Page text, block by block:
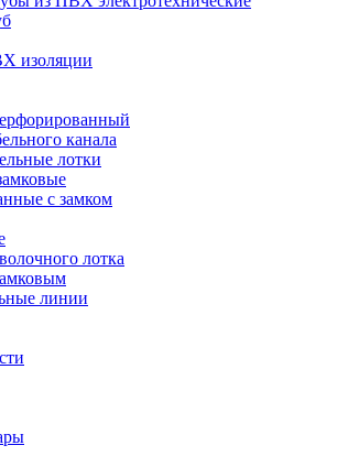
изоляции
канала
лотки
с замком
лотка
линии